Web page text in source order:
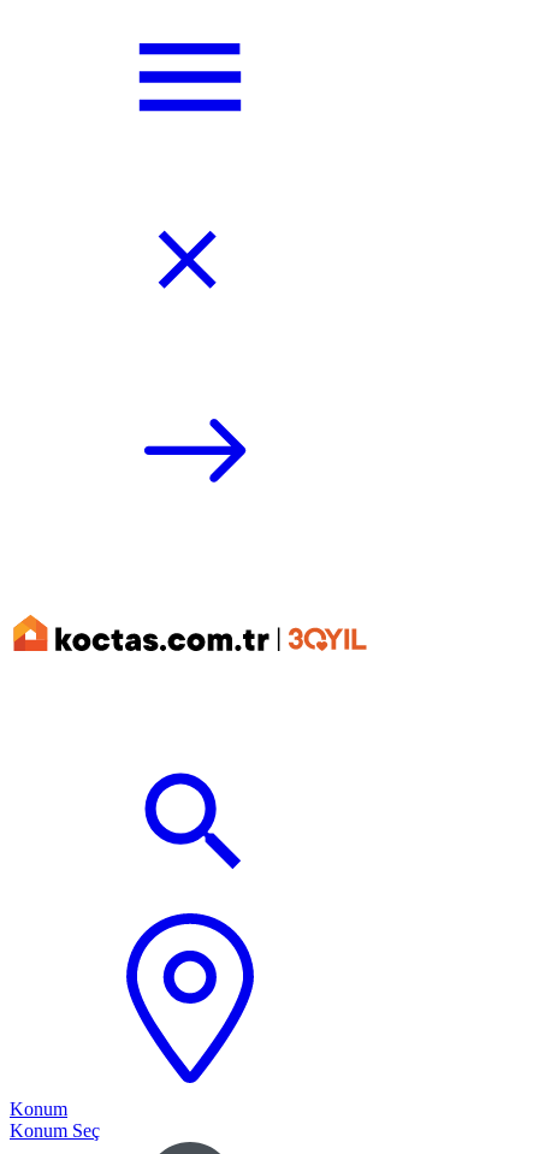
Konum
Konum Seç